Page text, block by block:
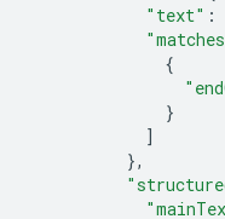
"text" :
{
}
]
},